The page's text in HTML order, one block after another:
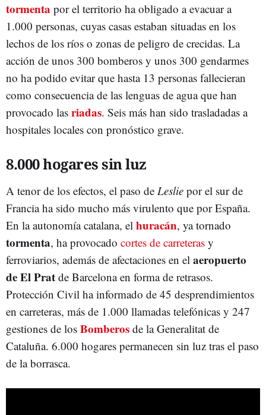
tormenta por el territorio ha obligado a evacuar a
1.000 personas, cuyas casas estaban situadas en los
lechos de los ríos o zonas de peligro de crecidas. La
acción de unos 300 bomberos y unos 300 gendarmes
no ha podido evitar que hasta 13 personas fallecieran
como consecuencia de las lenguas de agua que han
provocado las riadas. Seis más han sido trasladadas a
hospitales locales con pronóstico grave.
8.000 hogares sin luz
A tenor de los efectos, el paso de Leslie por el sur de
Francia ha sido mucho más virulento que por España.
En la autonomía catalana, el huracán, ya tornado
tormenta, ha provocado cortes de carreteras y
ferroviarios, además de afectaciones en el aeropuerto
de El Prat de Barcelona en forma de retrasos.
Protección Civil ha informado de 45 desprendimientos
en carreteras, más de 1.000 llamadas telefónicas y 247
gestiones de los Bomberos de la Generalitat de
Cataluña. 6.000 hogares permanecen sin luz tras el paso
de la borrasca.